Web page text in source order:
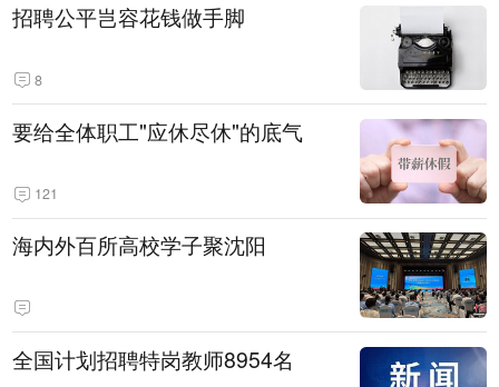
招聘公平岂容花钱做手脚
8
要给全体职工"应休尽休"的底气
121
海内外百所高校学子聚沈阳
全国计划招聘特岗教师8954名